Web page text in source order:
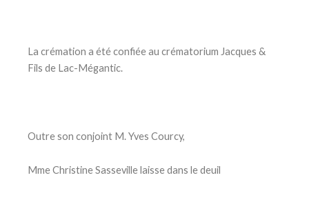
La crémation a été confiée au crématorium Jacques &
Fils de Lac-Mégantic.
Outre son conjoint M. Yves Courcy,
Mme Christine Sasseville laisse dans le deuil